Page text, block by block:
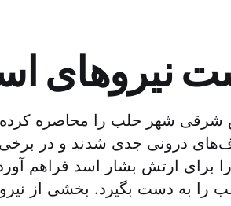
نیروهای
شهر حلب را محاصره
درونی جدی شدند و در برخی
برای ارتش بشار اسد فراهم